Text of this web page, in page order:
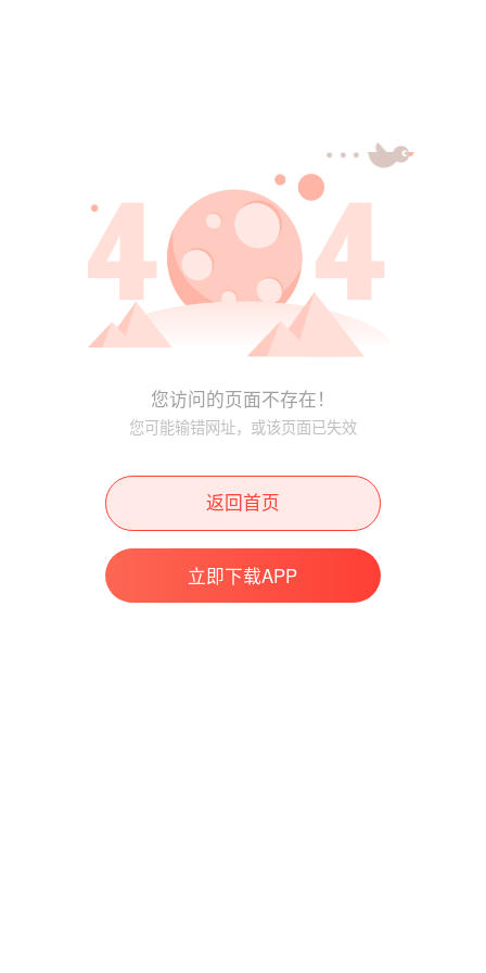
您访问的页面不存在！
您可能输错网址，或该页面已失效
返回首页
立即下载APP